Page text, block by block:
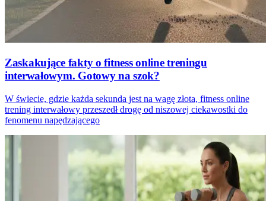
Zaskakujące fakty o fitness online treningu
interwałowym. Gotowy na szok?
W świecie, gdzie każda sekunda jest na wagę złota, fitness online
trening interwałowy przeszedł drogę od niszowej ciekawostki do
fenomenu napędzającego